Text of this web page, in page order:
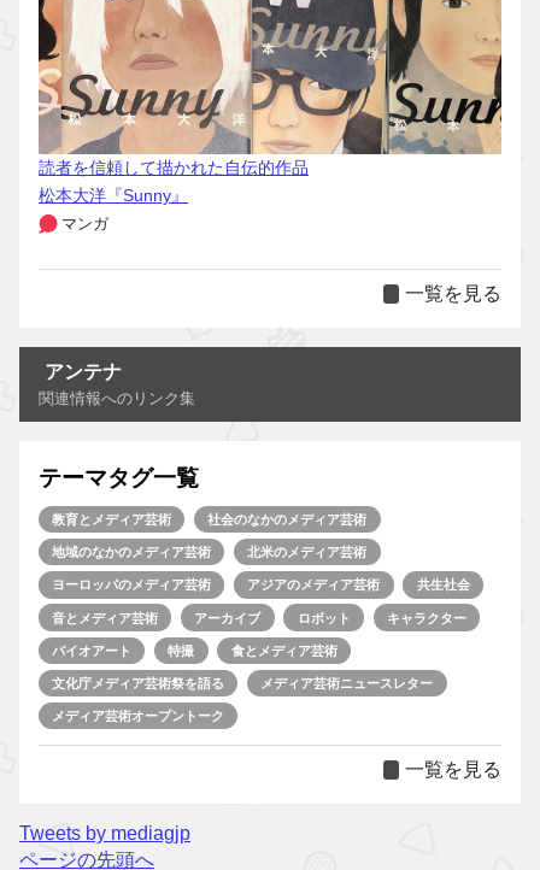
読者を信頼して描かれた自伝的作品
松本大洋『Sunny』
マンガ
一覧を見る
アンテナ
関連情報へのリンク集
テーマタグ一覧
教育とメディア芸術 社会のなかのメディア芸術
地域のなかのメディア芸術 北米のメディア芸術
ヨーロッパのメディア芸術 アジアのメディア芸術 共生社会
音とメディア芸術 アーカイブ ロボット キャラクター
バイオアート 特撮 食とメディア芸術
文化庁メディア芸術祭を語る メディア芸術ニュースレター
メディア芸術オープントーク
一覧を見る
Tweets by mediagjp
ページの先頭へ